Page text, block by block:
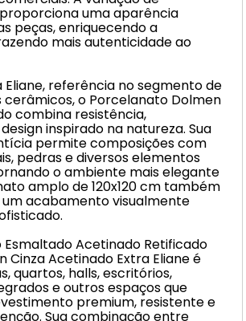
uma aparência
peças, enriquecendo a
mais autenticidade ao
Eliane, referência no segmento de
o Porcelanato Dolmen
combina resistência,
inspirado na natureza. Sua
permite composições com
pedras e diversos elementos
o ambiente mais elegante
amplo de 120x120 cm também
acabamento visualmente
Acetinado Retificado
Cinza Acetinado Extra Eliane é
quartos, halls, escritórios,
e outros espaços que
premium, resistente e
Sua combinação entre